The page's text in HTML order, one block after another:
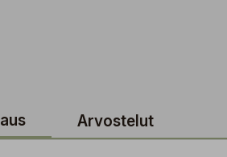
Arvostelut